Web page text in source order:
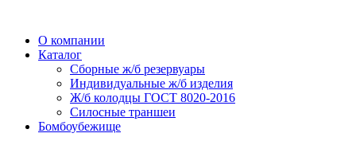
О компании
Каталог
Сборные ж/б резервуары
Индивидуальные ж/б изделия
Ж/б колодцы ГОСТ 8020-2016
Силосные траншеи
Бомбоубежище